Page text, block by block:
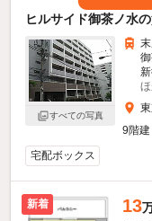
ヒルサイド御茶ノ水
すべての写真
9階建
宅配ボックス
新着 13